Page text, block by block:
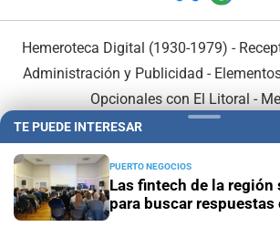
Hemeroteca Digital (1930-1979) -
Administración y Publicidad -
Opcionales con El Litoral -
TE PUEDE INTERESAR
PUERTO NEGOCIOS
Las fintech de la región
para buscar respuestas